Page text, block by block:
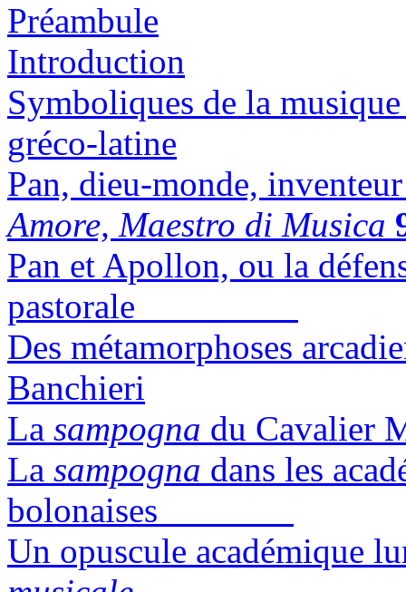
Préambule
Introduction
Symboliques de la
gréco-latine
Pan, dieu-monde,
Amore, Maestro di Musica
Pan et Apollon, ou la
pastorale
Des métamorphoses
Banchieri
La sampogna du
La sampogna dans les
bolonaises
Un opuscule académique